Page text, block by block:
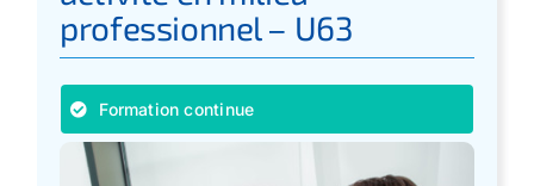
professionnel – U63
Formation continue